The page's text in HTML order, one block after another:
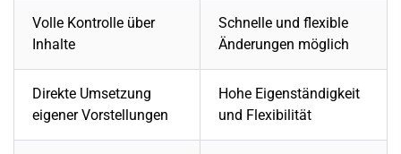
Volle Kontrolle über
Inhalte
Schnelle und flexible
Änderungen möglich
Direkte Umsetzung
eigener Vorstellungen
Hohe Eigenständigkeit
und Flexibilität